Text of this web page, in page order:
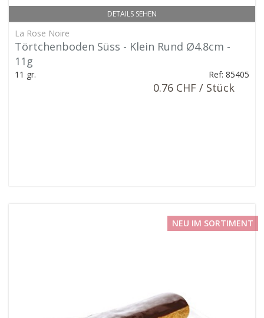
DETAILS SEHEN
La Rose Noire
Törtchenboden Süss - Klein Rund Ø4.8cm -
11g
11 gr. Ref: 85405
0.76 CHF / Stück
NEU IM SORTIMENT